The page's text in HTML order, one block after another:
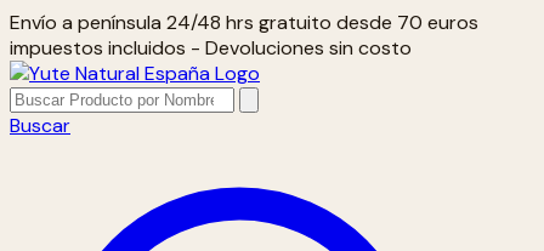
Envío a península 24/48 hrs gratuito desde 70 euros
impuestos incluidos - Devoluciones sin costo
Buscar